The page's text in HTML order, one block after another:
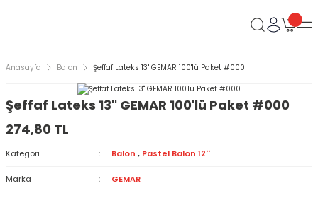
Anasayfa Balon Şeffaf Lateks 13'' GEMAR 100'lü Paket #000
Şeffaf Lateks 13'' GEMAR 100'lü Paket #000
274,80 TL
Kategori Balon , Pastel Balon 12''
Marka GEMAR